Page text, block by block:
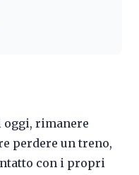
oggi, rimanere
perdere un treno,
con i propri